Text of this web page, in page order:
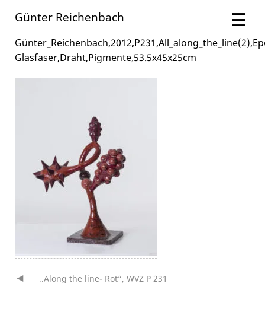
Günter Reichenbach ☰
Glasfaser,Draht,Pigmente,53.5x45x25cm
Beitragsnavigation
„Along the line- Rot“, WVZ P 231